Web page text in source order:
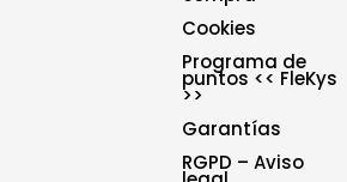
Cookies
Programa de
puntos << FleKys
>>
Garantías
RGPD – Aviso